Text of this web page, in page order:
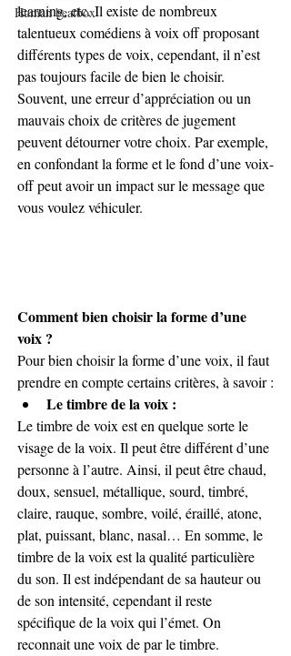
Human beatbox
learning, etc. Il existe de nombreux
talentueux comédiens à voix off proposant
différents types de voix, cependant, il n’est
pas toujours facile de bien le choisir.
Souvent, une erreur d’appréciation ou un
mauvais choix de critères de jugement
peuvent détourner votre choix. Par exemple,
en confondant la forme et le fond d’une voix-
off peut avoir un impact sur le message que
vous voulez véhiculer.
Comment bien choisir la forme d’une
voix ?
Pour bien choisir la forme d’une voix, il faut
prendre en compte certains critères, à savoir :
Le timbre de la voix :
Le timbre de voix est en quelque sorte le
visage de la voix. Il peut être différent d’une
personne à l’autre. Ainsi, il peut être chaud,
doux, sensuel, métallique, sourd, timbré,
claire, rauque, sombre, voilé, éraillé, atone,
plat, puissant, blanc, nasal… En somme, le
timbre de la voix est la qualité particulière
du son. Il est indépendant de sa hauteur ou
de son intensité, cependant il reste
spécifique de la voix qui l’émet. On
reconnait une voix de par le timbre.